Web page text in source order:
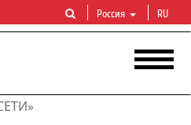
Россия RU